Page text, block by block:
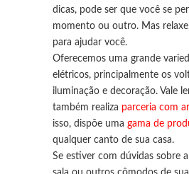
dicas, pode ser que você se
momento ou outro. Mas
para ajudar você.
Oferecemos uma grande
elétricos, principalmente os
iluminação e decoração. Vale
também realiza parceria com
isso, dispõe uma gama de
qualquer canto de sua casa.
Se estiver com dúvidas sobre